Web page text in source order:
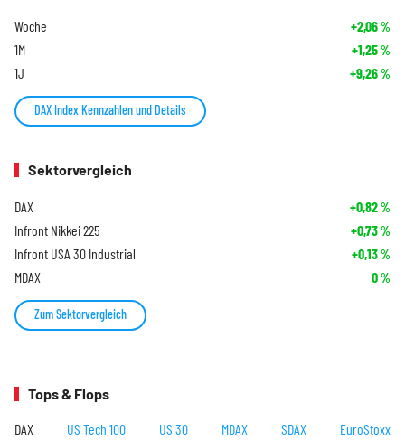
Woche +2,06%
1M +1,25%
1J +9,26%
DAX Index Kennzahlen und Details
Sektorvergleich
DAX +0,82%
Infront Nikkei 225 +0,73%
Infront USA 30 Industrial +0,13%
MDAX 0%
Zum Sektorvergleich
Tops & Flops
DAX US Tech 100 US 30 MDAX SDAX EuroStoxx